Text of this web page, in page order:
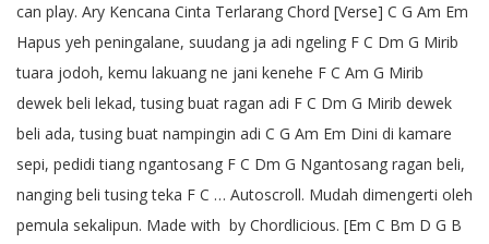
can play. Ary Kencana Cinta Terlarang Chord [Verse] C G Am Em
Hapus yeh peningalane, suudang ja adi ngeling F C Dm G Mirib
tuara jodoh, kemu lakuang ne jani kenehe F C Am G Mirib
dewek beli lekad, tusing buat ragan adi F C Dm G Mirib dewek
beli ada, tusing buat nampingin adi C G Am Em Dini di kamare
sepi, pedidi tiang ngantosang F C Dm G Ngantosang ragan beli,
nanging beli tusing teka F C … Autoscroll. Mudah dimengerti oleh
pemula sekalipun. Made with by Chordlicious. [Em C Bm D G B